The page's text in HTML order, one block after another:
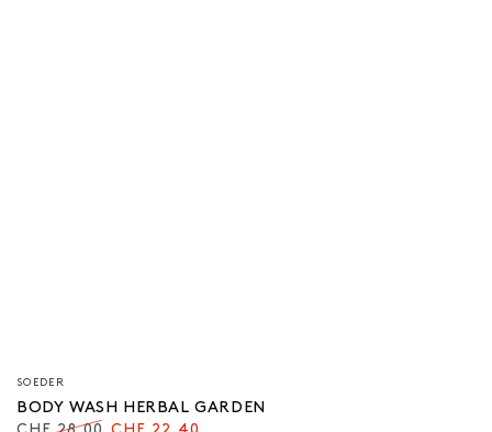
Verkäufer/in:
SOEDER
BODY WASH HERBAL GARDEN